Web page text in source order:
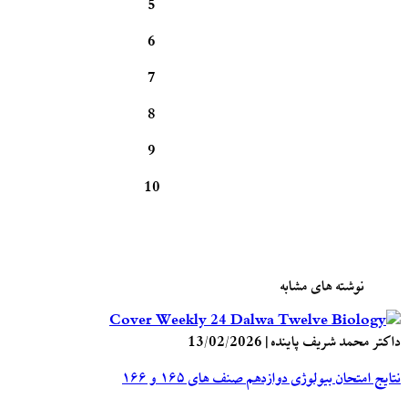
5
6
7
8
9
10
نوشته های مشابه
داکتر محمد شریف پاینده|
13/02/2026
نتایج امتحان بیولوژی دوازدهم صنف های ۱۶۵ و ۱۶۶